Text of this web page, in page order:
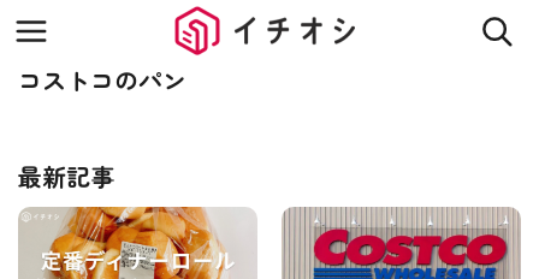
コストコのパン
最新記事